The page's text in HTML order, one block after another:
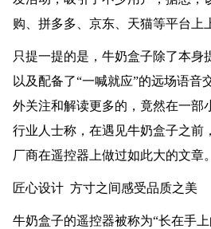
购、拼多多、京东、天猫等平台上
只提一提的是，牛奶盒子除了本身
以及配备了“一喊就应”的远场语音
外关注和解读更多的，竟然在一部
行业人士称，在遇见牛奶盒子之前
厂商在遥控器上做过如此大的文章。
匠心设计 方寸之间感受品质之美
牛奶盒子的遥控器被称为“长在手